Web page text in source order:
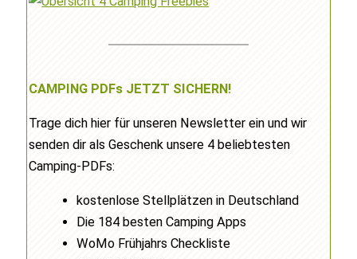
CAMPING PDFs JETZT SICHERN!
Trage dich hier für unseren Newsletter ein und wir
senden dir als Geschenk unsere 4 beliebtesten
Camping-PDFs:
kostenlose Stellplätzen in Deutschland
Die 184 besten Camping Apps
WoMo Frühjahrs Checkliste